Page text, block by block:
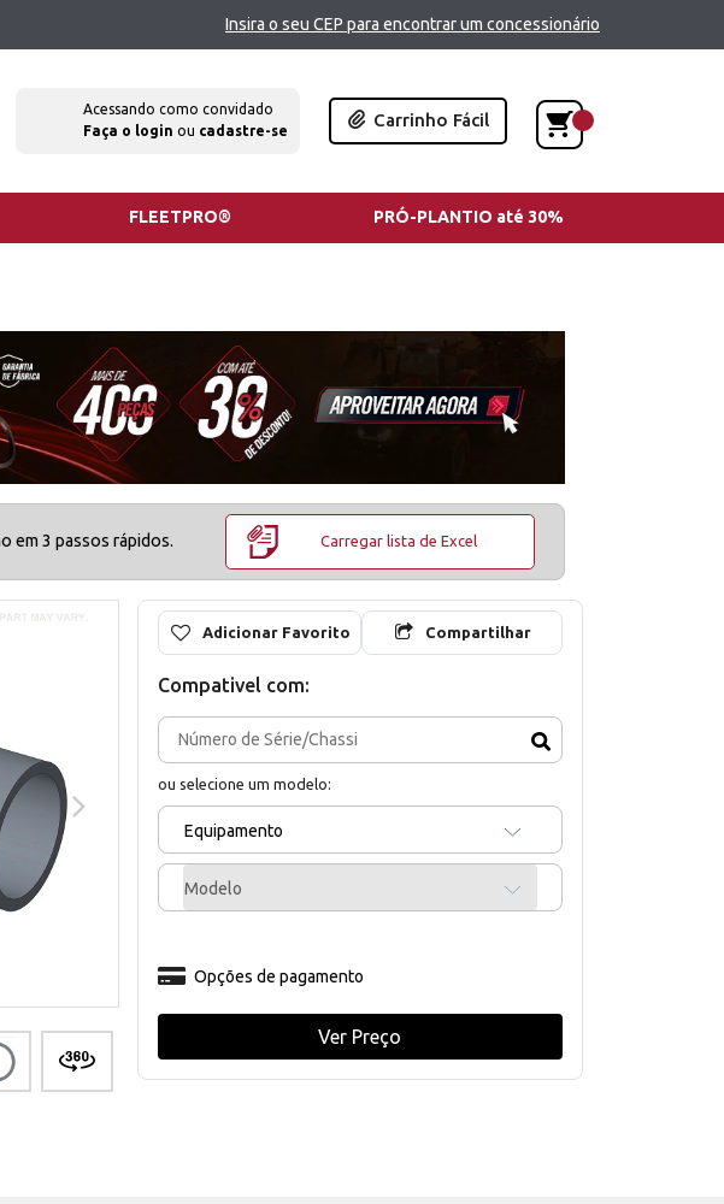
Insira o seu CEP para encontrar um concessionário
Acessando como convidado
Faça o login ou cadastre-se
Carrinho Fácil
FLEETPRO® PRÓ-PLANTIO até 30%
em 3 passos rápidos. Carregar lista de Excel
Adicionar Favorito Compartilhar
Compativel com:
ou selecione um modelo:
Equipamento
Modelo
Opções de pagamento
Ver Preço